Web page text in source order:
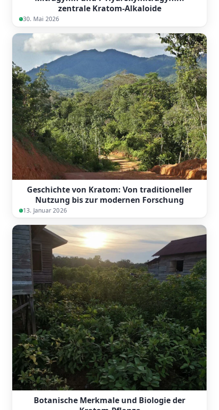
zentrale Kratom-Alkaloide
30. Mai 2026
Geschichte von Kratom: Von traditioneller
Nutzung bis zur modernen Forschung
13. Januar 2026
Botanische Merkmale und Biologie der